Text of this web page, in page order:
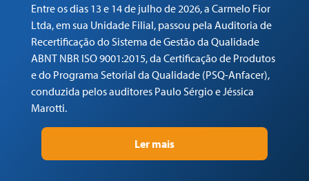
Entre os dias 13 e 14 de julho de 2026, a Carmelo Fior
Ltda, em sua Unidade Filial, passou pela Auditoria de
Recertificação do Sistema de Gestão da Qualidade
ABNT NBR ISO 9001:2015, da Certificação de Produtos
e do Programa Setorial da Qualidade (PSQ-Anfacer),
conduzida pelos auditores Paulo Sérgio e Jéssica
Marotti.
Ler mais